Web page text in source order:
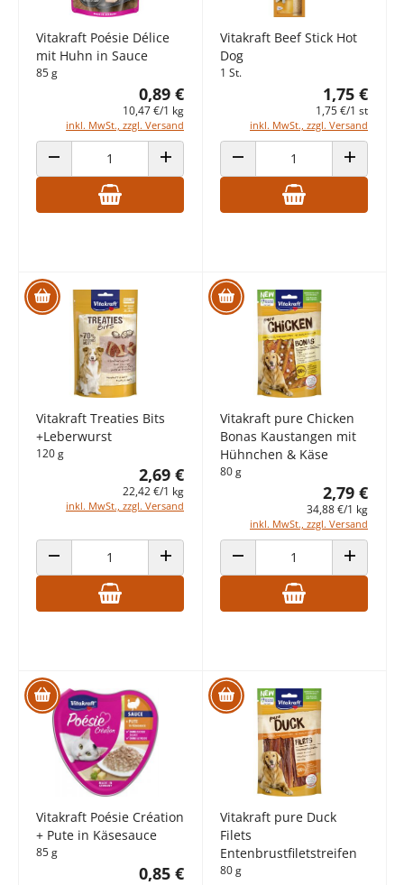
Vitakraft Poésie Délice
mit Huhn in Sauce
85 g
0,89 €
10,47 €/1 kg
inkl. MwSt., zzgl. Versand
ANZAHL VERRINGERN ANZAHL ERHÖHEN
Vitakraft Beef Stick Hot
Dog
1 St.
1,75 €
1,75 €/1 st
inkl. MwSt., zzgl. Versand
ANZAHL VERRINGERN ANZAHL
Vitakraft Treaties Bits
+Leberwurst
120 g
2,69 €
22,42 €/1 kg
inkl. MwSt., zzgl. Versand
ANZAHL VERRINGERN ANZAHL ERHÖHEN
Vitakraft pure Chicken
Bonas Kaustangen mit
Hühnchen & Käse
80 g
2,79 €
34,88 €/1 kg
inkl. MwSt., zzgl. Versand
ANZAHL VERRINGERN ANZAHL
Vitakraft Poésie Création
+ Pute in Käsesauce
85 g
0,85 €
Vitakraft pure Duck
Filets
Entenbrustfiletstreifen
80 g